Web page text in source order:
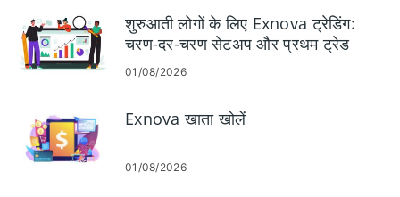
शुरुआती लोगों के लिए Exnova ट्रेडिंग:
चरण-दर-चरण सेटअप और प्रथम ट्रेड
01/08/2026
Exnova खाता खोलें
01/08/2026